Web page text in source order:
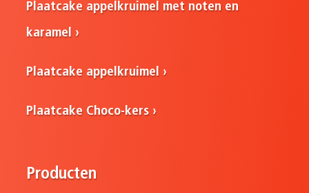
Plaatcake appelkruimel met noten en
karamel
Plaatcake appelkruimel
Plaatcake Choco-kers
Producten